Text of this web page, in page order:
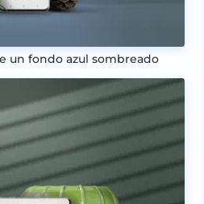
un fondo azul sombreado